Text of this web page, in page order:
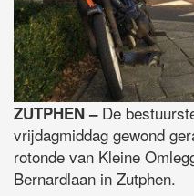
ZUTPHEN –De
vrijdagmiddag gewond
rotonde van Kleine
Bernardlaan in Zutphen.